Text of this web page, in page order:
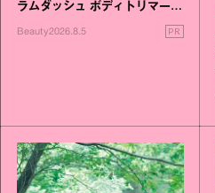
ラムダッシュ ボディトリマーが
Beauty2026.8.5 PR